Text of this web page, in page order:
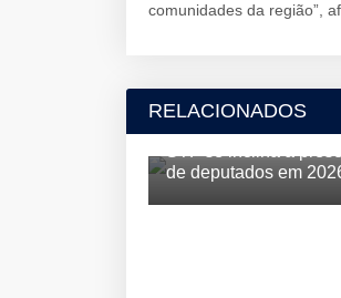
comunidades da região”,
RELACIONADOS
de deputados em